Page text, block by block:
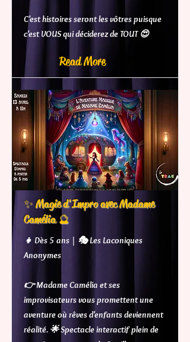
C'est histoires seront les vôtres puisque
c'est VOUS qui déciderez de TOUT 😍
Read More
✨ Magie d'Impro avec Madame
Camélia 🔮
👧 Dès 5 ans | 🎭 Les Laconiques
Anonymes
👉 Madame Camélia et ses
improvisateurs vous promettent une
aventure où rêves d'enfants deviennent
réalité. 🌟 Spectacle interactif plein de